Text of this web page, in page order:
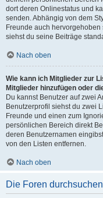
dort deren Onlinestatus und
senden. Abhängig von dem
Freunde auch
siehst du seine Beiträge
Nach oben
Wie kann ich Mitglieder zur
Mitglieder hinzufügen oder
Du kannst Benutzer auf zwei
Benutzerprofil siehst du zwei
Freunde und einen zum
persönlichen Bereich direkt
deren Benutzernamen
von den Listen entfernen.
Nach oben
Die Foren durchsuchen